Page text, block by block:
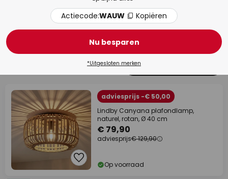
Woonkamer
adviesprijs -€ 50,00
Lindby Canyana plafondlamp,
naturel, rotan, Ø 40 cm
€ 79,90
adviesprijs€ 129,90
Op voorraad
Actiecode:WAUW Kopiëren
Nu besparen
*Uitgesloten merken